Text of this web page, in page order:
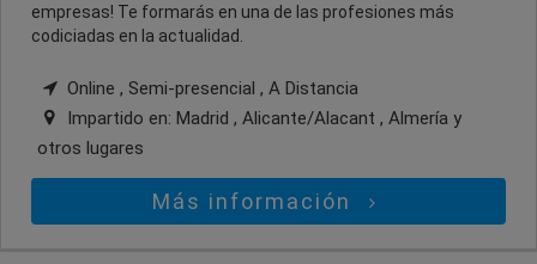
empresas! Te formarás en una de las profesiones más
codiciadas en la actualidad.
Online , Semi-presencial , A Distancia
Impartido en: Madrid , Alicante/Alacant , Almería y
otros lugares
Más información